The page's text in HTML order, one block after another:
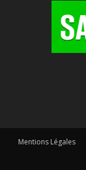
Mentions Légales